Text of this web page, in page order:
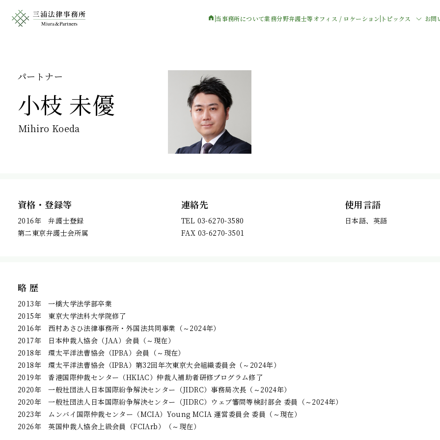
当事務所について業務分野弁護士等オフィス / ロケーション トピックス お問
パートナー
小枝 未優
Mihiro Koeda
資格・登録等
2016年 弁護士登録
第二東京弁護士会所属
連絡先
TEL 03-6270-3580
FAX 03-6270-3501
使用言語
日本語、英語
略 歴
2013年 一橋大学法学部卒業
2015年 東京大学法科大学院修了
2016年 西村あさひ法律事務所・外国法共同事業（～2024年）
2017年 日本仲裁人協会（JAA）会員（～現在）
2018年 環太平洋法曹協会（IPBA）会員（～現在）
2018年 環太平洋法曹協会（IPBA）第32回年次東京大会組織委員会（～2024年）
2019年 香港国際仲裁センター（HKIAC）仲裁人補助者研修プログラム修了
2020年 一般社団法人日本国際紛争解決センター（JIDRC）事務局次長（～2024年）
2020年 一般社団法人日本国際紛争解決センター（JIDRC）ウェブ審問等検討部会 委員（～2024年）
2023年 ムンバイ国際仲裁センター（MCIA）Young MCIA 運営委員会 委員（～現在）
2026年 英国仲裁人協会上級会員（FCIArb）（～現在）